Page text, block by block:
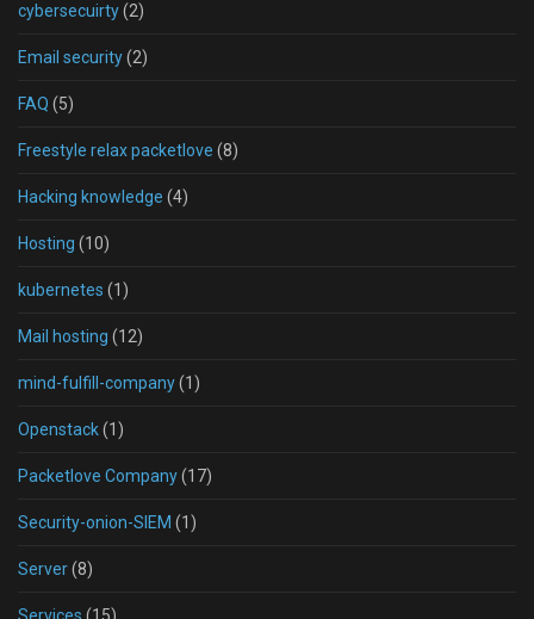
cybersecuirty(2)
Email security(2)
FAQ (5)
Freestyle relax packetlove (8)
Hacking knowledge (4)
Hosting (10)
kubernetes (1)
Mail hosting (12)
mind-fulfill-company(1)
Openstack(1)
Packetlove Company(17)
Security-onion-SIEM (1)
Server(8)